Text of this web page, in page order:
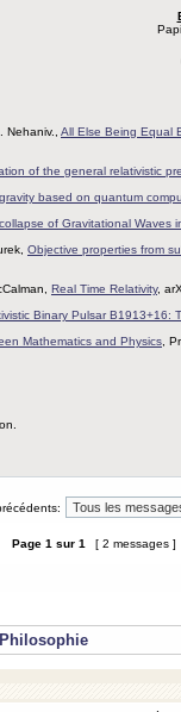
All Else Being Equal
of the general relativistic
based on quantum
of Gravitational Waves
Objective properties from
Real Time Relativity,
Binary Pulsar B1913+16:
Mathematics and Physics ,
Page 1 sur 1 [ 2 messages ]
Philosophie